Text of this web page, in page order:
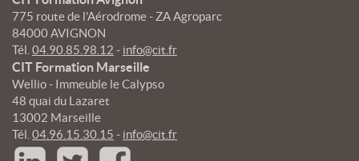
775 route de l'Aérodrome - ZA Agroparc
84000 AVIGNON
Tél. 04.90.85.98.12 - info@cit.fr
CIT Formation Marseille
Wellio - Immeuble le Calypso
48 quai du Lazaret
13002 Marseille
Tél. 04.96.15.30.15 - info@cit.fr